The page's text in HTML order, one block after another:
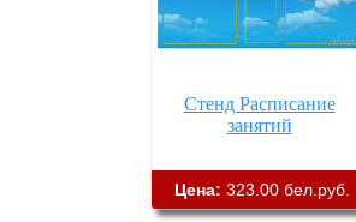
Стенд Расписание
занятий
Цена: 323.00 бел.руб.